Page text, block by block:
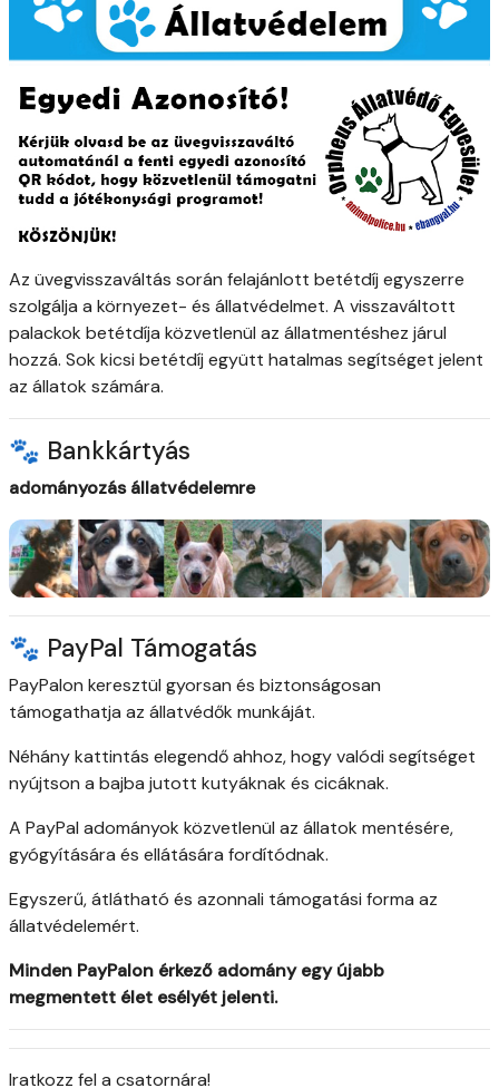
Az üvegvisszaváltás során felajánlott betétdíj egyszerre
szolgálja a környezet- és állatvédelmet. A visszaváltott
palackok betétdíja közvetlenül az állatmentéshez járul
hozzá. Sok kicsi betétdíj együtt hatalmas segítséget jelent
az állatok számára.
🐾 Bankkártyás
adományozás állatvédelemre
🐾 PayPal Támogatás
PayPalon keresztül gyorsan és biztonságosan
támogathatja az állatvédők munkáját.
Néhány kattintás elegendő ahhoz, hogy valódi segítséget
nyújtson a bajba jutott kutyáknak és cicáknak.
A PayPal adományok közvetlenül az állatok mentésére,
gyógyítására és ellátására fordítódnak.
Egyszerű, átlátható és azonnali támogatási forma az
állatvédelemért.
Minden PayPalon érkező adomány egy újabb
megmentett élet esélyét jelenti.
Iratkozz fel a csatornára!